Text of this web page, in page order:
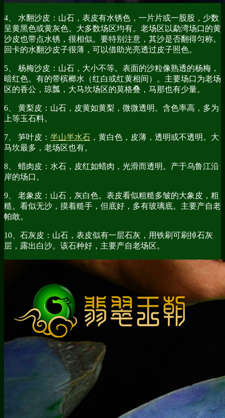
4、 水翻沙皮：山石，表皮有水锈色，一片片或一股股，少数
呈黄黑色或黄灰色。大多数场区均有。老场区以勐湾场口的黄
沙皮也带点水锈，很相似。要特别注意，其沙是否翻得匀称。
回卡的水翻沙皮子很薄，可以借助光亮透过皮子照色。
5、 杨梅沙皮：山石，大小不等。表面的沙粒像熟透的杨梅，
暗红色。有的带槟榔水（红白或红黄相间）。主要场口为老场
区的香公，琼瓢，大马坎场区的莫格叠，马那也有少量。
6、 黄梨皮：山石，皮黄如黄梨，微微透明。含色率高，多为
上等玉石料。
7、 笋叶皮： 半山半水石 ，黄白色，皮薄，透明或不透明。大
马坎最多，老场区也有。
8、 蜡肉皮：水石，皮红如蜡肉，光滑而透明。产于乌鲁江沿
岸的场口。
9、 老象皮：山石，灰白色。表皮看似粗糙多皱的大象皮，粗
糙。看似无沙，摸着糙手，但底好，多有玻璃底。主要产自老
帕敢。
10、石灰皮：山石，表皮似有一层石灰，用铁刷可刷掉石灰
层，露出白沙。该石种好，主要产自老场区。